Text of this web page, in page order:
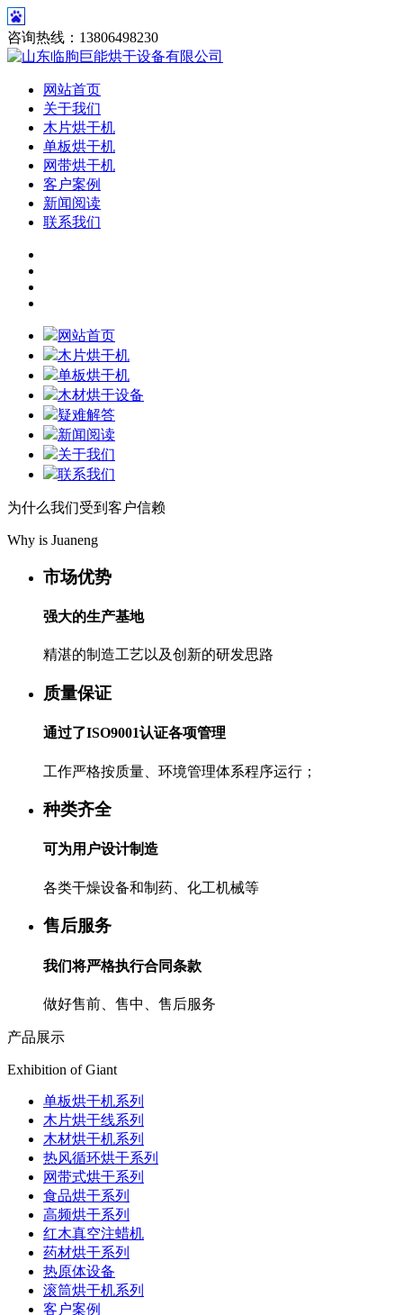
咨询热线：13806498230
网站首页
关于我们
木片烘干机
单板烘干机
网带烘干机
客户案例
新闻阅读
联系我们
网站首页
木片烘干机
单板烘干机
木材烘干设备
疑难解答
新闻阅读
关于我们
联系我们
为什么我们受到客户信赖
Why is Juaneng
市场优势
强大的生产基地
精湛的制造工艺以及创新的研发思路
质量保证
通过了ISO9001认证各项管理
工作严格按质量、环境管理体系程序运行；
种类齐全
可为用户设计制造
各类干燥设备和制药、化工机械等
售后服务
我们将严格执行合同条款
做好售前、售中、售后服务
产品展示
Exhibition of Giant
单板烘干机系列
木片烘干线系列
木材烘干机系列
热风循环烘干系列
网带式烘干系列
食品烘干系列
高频烘干系列
红木真空注蜡机
药材烘干系列
热原体设备
滚筒烘干机系列
客户案例